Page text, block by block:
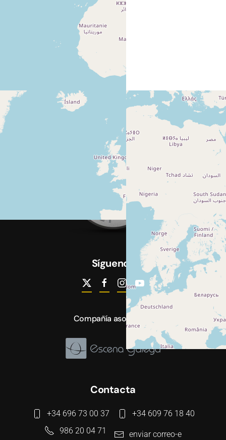
Síguenos
Compañía asociada a
Contacta
+34 696 73 00 37
+34 609 76 18 40
986 20 04 71
enviar correo-e